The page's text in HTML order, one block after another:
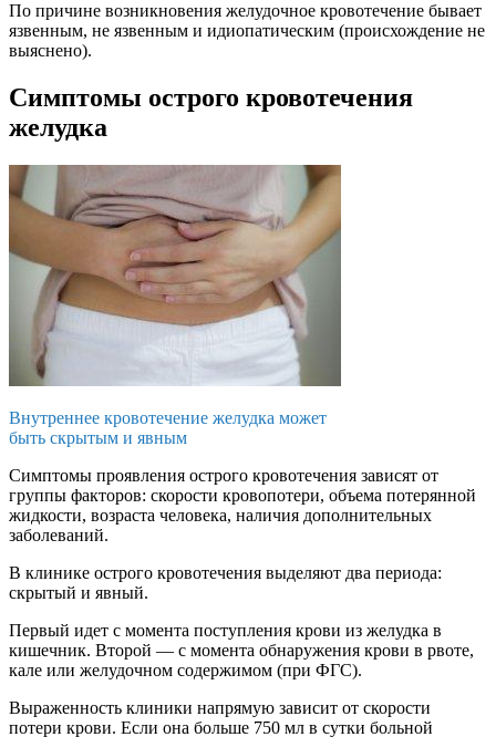
По причине возникновения желудочное кровотечение бывает
язвенным, не язвенным и идиопатическим (происхождение не
выяснено).
Симптомы острого кровотечения
желудка
Внутреннее кровотечение желудка может
быть скрытым и явным
Симптомы проявления острого кровотечения зависят от
группы факторов: скорости кровопотери, объема потерянной
жидкости, возраста человека, наличия дополнительных
заболеваний.
В клинике острого кровотечения выделяют два периода:
скрытый и явный.
Первый идет с момента поступления крови из желудка в
кишечник. Второй — с момента обнаружения крови в рвоте,
кале или желудочном содержимом (при ФГС).
Выраженность клиники напрямую зависит от скорости
потери крови. Если она больше 750 мл в сутки больной